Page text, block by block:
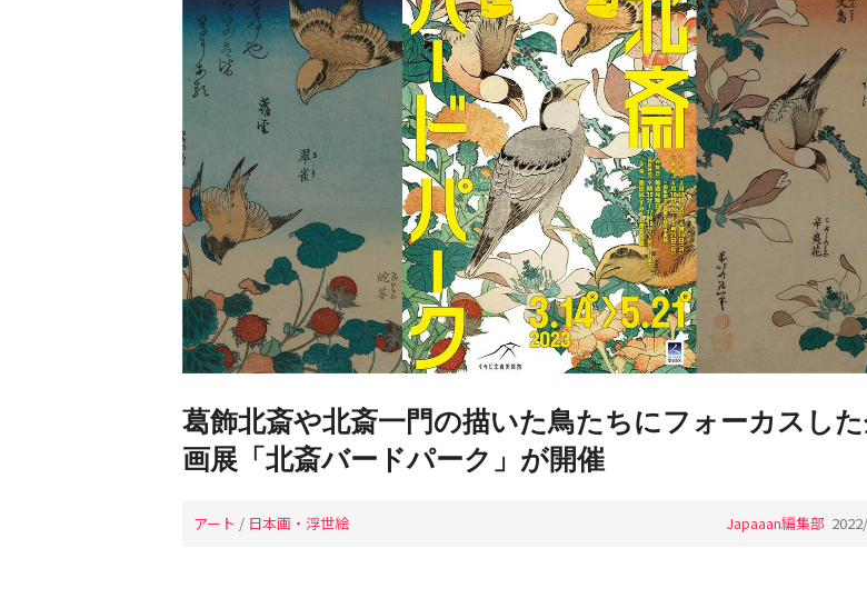
葛飾北斎や北斎一門の描いた鳥たちにフォーカスし
画展「北斎バードパーク」が開催
アート / 日本画・浮世絵 Japaaan編集部